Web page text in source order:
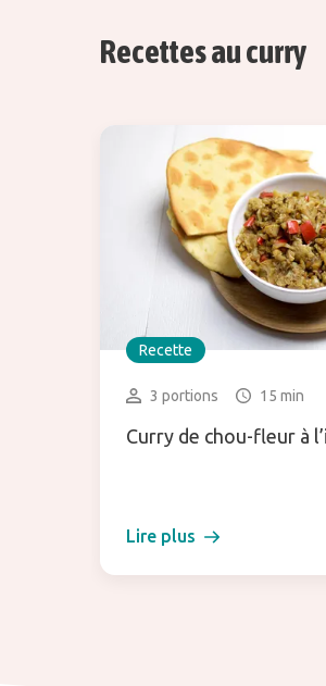
Recettes au curry
Recette
3 portions 15 min
Curry de chou-fleur à
Lire plus